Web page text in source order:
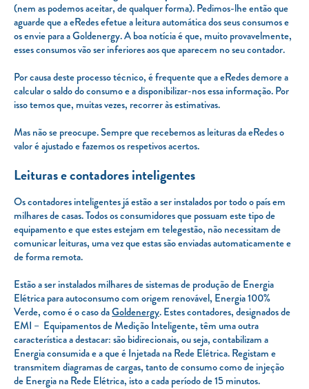
(nem as podemos aceitar, de qualquer forma). Pedimos-lhe então que
aguarde que a eRedes efetue a leitura automática dos seus consumos e
os envie para a Goldenergy. A boa notícia é que, muito provavelmente,
esses consumos vão ser inferiores aos que aparecem no seu contador.
Por causa deste processo técnico, é frequente que a eRedes demore a
calcular o saldo do consumo e a disponibilizar-nos essa informação. Por
isso temos que, muitas vezes, recorrer às estimativas.
Mas não se preocupe. Sempre que recebemos as leituras da eRedes o
valor é ajustado e fazemos os respetivos acertos.
Leituras e contadores inteligentes
Os contadores inteligentes já estão a ser instalados por todo o país em
milhares de casas. Todos os consumidores que possuam este tipo de
equipamento e que estes estejam em telegestão, não necessitam de
comunicar leituras, uma vez que estas são enviadas automaticamente e
de forma remota.
Estão a ser instalados milhares de sistemas de produção de Energia
Elétrica para autoconsumo com origem renovável, Energia 100%
Verde, como é o caso daGoldenergy. Estes contadores, designados de
EMI – Equipamentos de Medição Inteligente, têm uma outra
característica a destacar: são bidirecionais, ou seja, contabilizam a
Energia consumida e a que é Injetada na Rede Elétrica. Registam e
transmitem diagramas de cargas, tanto de consumo como de injeção
de Energia na Rede Elétrica, isto a cada período de 15 minutos.